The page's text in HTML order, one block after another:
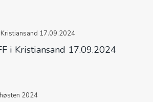
i Kristiansand 17.09.2024